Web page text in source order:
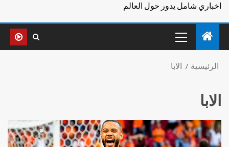
اخباري شامل يدور حول العالم
الرئيسية الابا
الابا